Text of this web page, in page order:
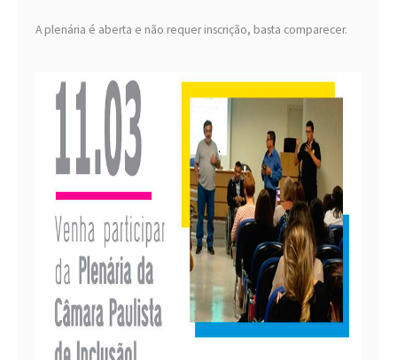
A plenária é aberta e não requer inscrição, basta comparecer.